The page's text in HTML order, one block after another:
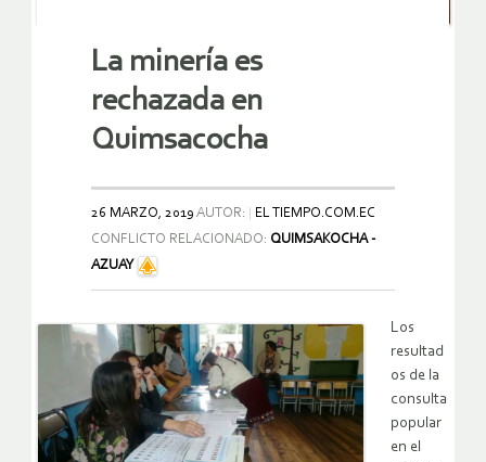
La minería es
rechazada en
Quimsacocha
26 MARZO, 2019 AUTOR:
EL TIEMPO.COM.EC
CONFLICTO RELACIONADO: QUIMSAKOCHA -
AZUAY
Los
resultad
os de la
consulta
popular
en el